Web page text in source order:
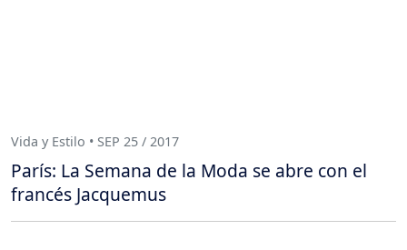
Vida y Estilo • SEP 25 / 2017
París: La Semana de la Moda se abre con el
francés Jacquemus